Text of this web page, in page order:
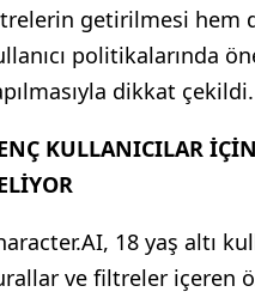
getirilmesi hem
politikalarında
dikkat çekildi.
KULLANICILAR
18 yaş altı
ve filtreler içeren